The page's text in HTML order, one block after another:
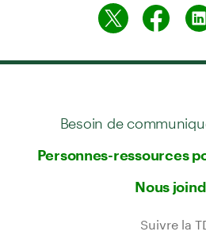
Besoin de
Personnes-ressources
Nous
Suivre la